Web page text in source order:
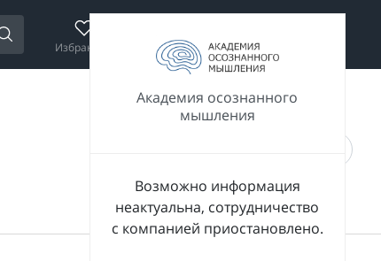
Избранное Сравнение Корзина
Академия осознанного
мышления
Возможно информация
неактуальна, сотрудничество
с компанией приостановлено.